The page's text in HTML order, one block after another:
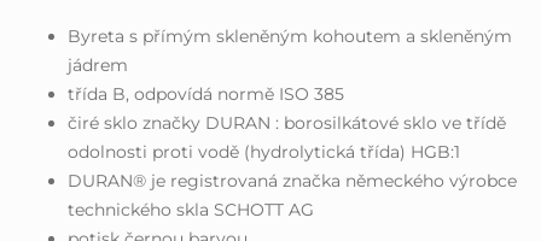
Byreta s přímým skleněným kohoutem a skleněným
jádrem
třída B, odpovídá normě ISO 385
čiré sklo značky DURAN : borosilkátové sklo ve třídě
odolnosti proti vodě (hydrolytická třída) HGB:1
DURAN® je registrovaná značka německého výrobce
technického skla SCHOTT AG